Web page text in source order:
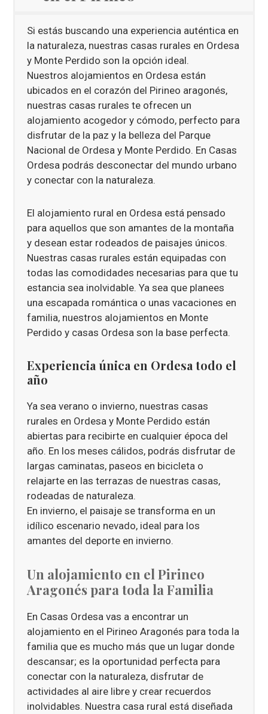
Si estás buscando una experiencia auténtica en
la naturaleza, nuestras casas rurales en Ordesa
y Monte Perdido son la opción ideal.
Nuestros alojamientos en Ordesa están
ubicados en el corazón del Pirineo aragonés,
nuestras casas rurales te ofrecen un
alojamiento acogedor y cómodo, perfecto para
disfrutar de la paz y la belleza del Parque
Nacional de Ordesa y Monte Perdido. En Casas
Ordesa podrás desconectar del mundo urbano
y conectar con la naturaleza.
El alojamiento rural en Ordesa está pensado
para aquellos que son amantes de la montaña
y desean estar rodeados de paisajes únicos.
Nuestras casas rurales están equipadas con
todas las comodidades necesarias para que tu
estancia sea inolvidable. Ya sea que planees
una escapada romántica o unas vacaciones en
familia, nuestros alojamientos en Monte
Perdido y casas Ordesa son la base perfecta.
Experiencia única en Ordesa todo el
año
Ya sea verano o invierno, nuestras casas
rurales en Ordesa y Monte Perdido están
abiertas para recibirte en cualquier época del
año. En los meses cálidos, podrás disfrutar de
largas caminatas, paseos en bicicleta o
relajarte en las terrazas de nuestras casas,
rodeadas de naturaleza.
En invierno, el paisaje se transforma en un
idílico escenario nevado, ideal para los
amantes del deporte en invierno.
Un alojamiento en el Pirineo
Aragonés para toda la Familia
En Casas Ordesa vas a encontrar un
alojamiento en el Pirineo Aragonés para toda la
familia que es mucho más que un lugar donde
descansar; es la oportunidad perfecta para
conectar con la naturaleza, disfrutar de
actividades al aire libre y crear recuerdos
inolvidables. Nuestra casa rural está diseñada